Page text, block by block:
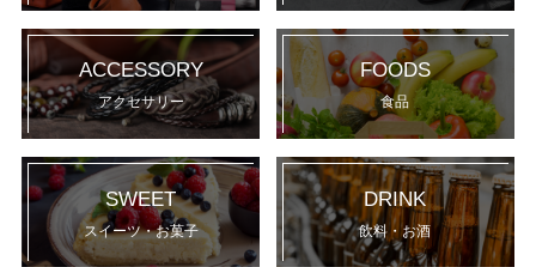
ACCESSORY
アクセサリー
FOODS
食品
SWEET
スイーツ・お菓子
DRINK
飲料・お酒